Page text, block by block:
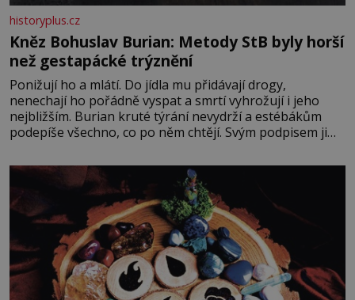
historyplus.cz
Kněz Bohuslav Burian: Metody StB byly horší
než gestapácké trýznění
Ponižují ho a mlátí. Do jídla mu přidávají drogy,
nenechají ho pořádně vyspat a smrtí vyhrožují i jeho
nejbližším. Burian kruté týrání nevydrží a estébákům
podepíše všechno, co po něm chtějí. Svým podpisem jim
fyzický ani psychický nátlak. Syn brněnského řezníka
chce být knězem a